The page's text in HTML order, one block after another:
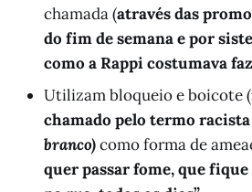
chamada (através das
do fim de semana e por
como a Rappi costumava
Utilizam bloqueio e boicote (
chamado pelo termo racista
branco)como forma de
quer passar fome, que fique